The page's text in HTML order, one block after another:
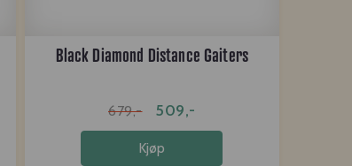
Black Diamond Distance Gaiters
679,- 509,-
Kjøp